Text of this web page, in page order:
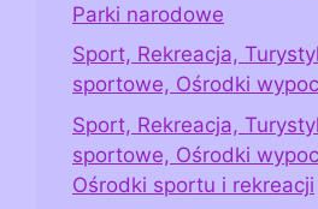
Parki narodowe
Sport, Rekreacja,
sportowe, Ośrodki
Sport, Rekreacja,
sportowe, Ośrodki
Ośrodki sportu i rekreacji